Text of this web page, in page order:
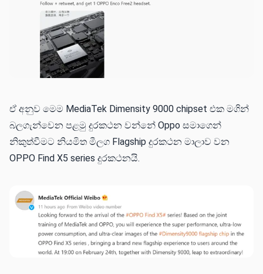
ඒ අනුව මෙම MediaTek Dimensity 9000 chipset එක මගින්
බලගැන්වෙන පළමු දුරකථන වන්නේ Oppo සමාගෙන්
නිකුත්වීමට නියමිත මීලග Flagship දුරකථන මාලාව වන
OPPO Find X5 series දුරකථනයි.